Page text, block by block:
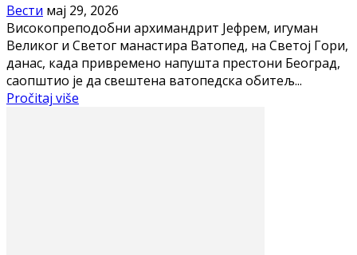
Вести мај 29, 2026
Високопреподобни архимандрит Јефрем, игуман
Великог и Светог манастира Ватопед, на Светој Гори,
данас, када привремено напушта престони Београд,
саопштио је да свештена ватопедска обитељ...
Pročitaj više